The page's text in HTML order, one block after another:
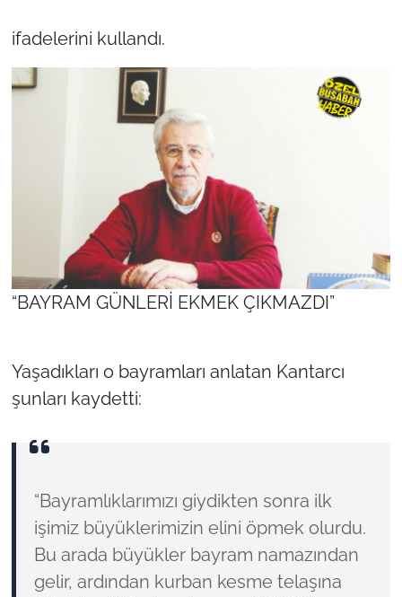
ifadelerini kullandı.
“BAYRAM GÜNLERİ EKMEK ÇIKMAZDI”
Yaşadıkları o bayramları anlatan Kantarcı
şunları kaydetti:
“Bayramlıklarımızı giydikten sonra ilk
işimiz büyüklerimizin elini öpmek olurdu.
Bu arada büyükler bayram namazından
gelir, ardından kurban kesme telaşına